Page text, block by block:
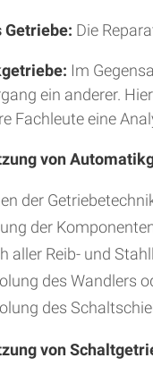
Getriebe: Die
Im
ein anderer.
Fachleute eine
von
der
der
aller Reib- und
des Wandlers
des
von